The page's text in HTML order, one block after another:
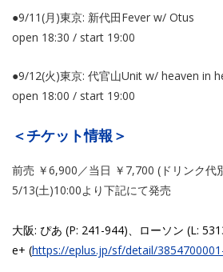
●9/11(月)東京: 新代田Fever w/ Otus
open 18:30 / start 19:00
●9/12(火)東京: 代官山Unit w/ heaven in
open 18:00 / start 19:00
＜チケット情報＞
前売 ￥6,900／当日 ￥7,700 (ドリンク代
5/13(土)10:00より下記にて発売
大阪: ぴあ (P: 241-944)、ローソン (L:
e+ (https://eplus.jp/sf/detail/38